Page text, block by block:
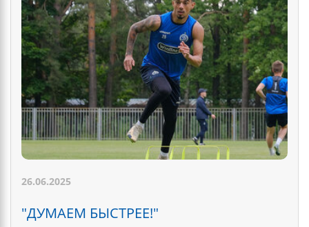
26.06.2025
"ДУМАЕМ БЫСТРЕЕ!"